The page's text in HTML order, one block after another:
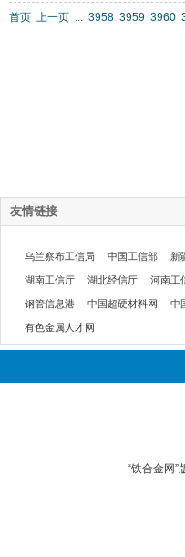
首页 上一页 ... 3958 3959 3960
友情链接
乌兰察布工信局 中国工信部 新
湖南工信厅 湖北经信厅 河南工
钢管信息港 中国超硬材料网 中
有色金属人才网
“铁合金网”